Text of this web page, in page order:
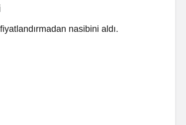
nasibini aldı.